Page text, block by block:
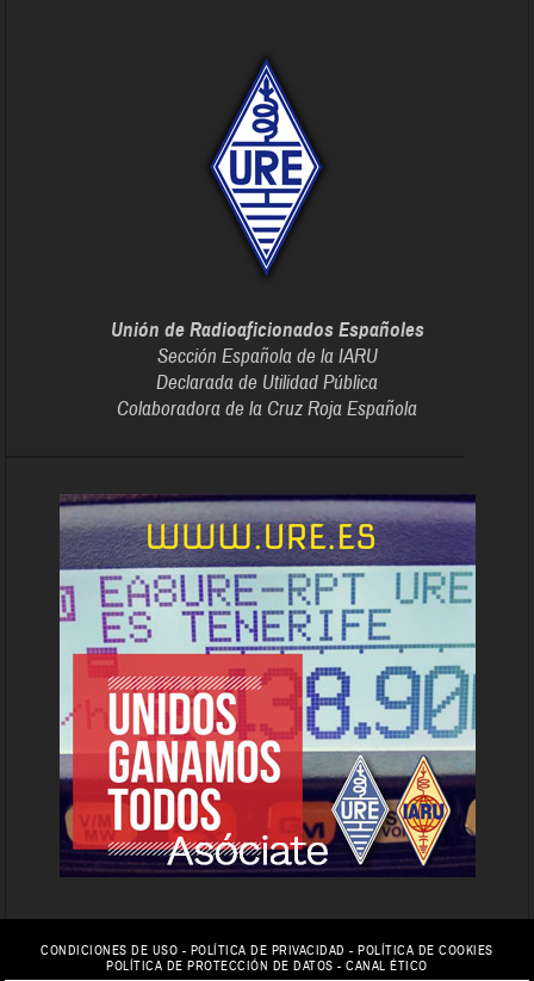
Unión de Radioaficionados Españoles
Sección Española de la IARU
Declarada de Utilidad Pública
Colaboradora de la Cruz Roja Española
CONDICIONES DE USO - POLÍTICA DE PRIVACIDAD - POLÍTICA DE COOKIES
POLÍTICA DE PROTECCIÓN DE DATOS -CANAL ÉTICO